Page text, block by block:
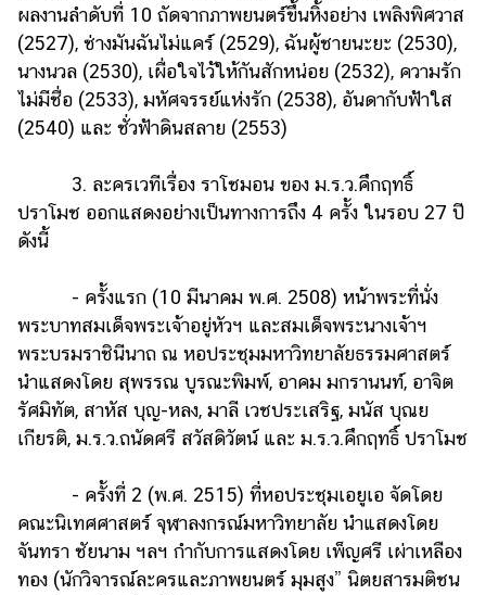
ผลงานลำดับที่ 10 ถัดจากภาพยนตร์ขึ้นหิ้งอย่าง เพลิงพิศวาส
(2527), ช่างมันฉันไม่แคร์ (2529), ฉันผู้ชายนะยะ (2530),
นางนวล (2530), เผื่อใจไว้ให้กันสักหน่อย (2532), ความรัก
ไม่มีชื่อ (2533), มหัศจรรย์แห่งรัก (2538), อันดากับฟ้าใส
(2540) และ ชั่วฟ้าดินสลาย (2553)
3. ละครเวทีเรื่อง ราโชมอน ของ ม.ร.ว.คึกฤทธิ์
ปราโมช ออกแสดงอย่างเป็นทางการถึง 4 ครั้ง ในรอบ 27 ปี
ดังนี้
- ครั้งแรก (10 มีนาคม พ.ศ. 2508) หน้าพระที่นั่ง
พระบาทสมเด็จพระเจ้าอยู่หัวฯ และสมเด็จพระนางเจ้าฯ
พระบรมราชินีนาถ ณ หอประชุมมหาวิทยาลัยธรรมศาสตร์
นำแสดงโดย สุพรรณ บูรณะพิมพ์, อาคม มกรานนท์, อาจิต
รัศมิทัต, สาหัส บุญ-หลง, มาลี เวชประเสริฐ, มนัส บุณย
เกียรติ, ม.ร.ว.ถนัดศรี สวัสดิวัตน์ และ ม.ร.ว.คึกฤทธิ์ ปราโมช
- ครั้งที่ 2 (พ.ศ. 2515) ที่หอประชุมเอยูเอ จัดโดย
คณะนิเทศศาสตร์ จุฬาลงกรณ์มหาวิทยาลัย นำแสดงโดย
จันทรา ชัยนาม ฯลฯ กำกับการแสดงโดย เพ็ญศรี เผ่าเหลือง
ทอง (นักวิจารณ์ละครและภาพยนตร์ มุมสูง” นิตยสารมติชน